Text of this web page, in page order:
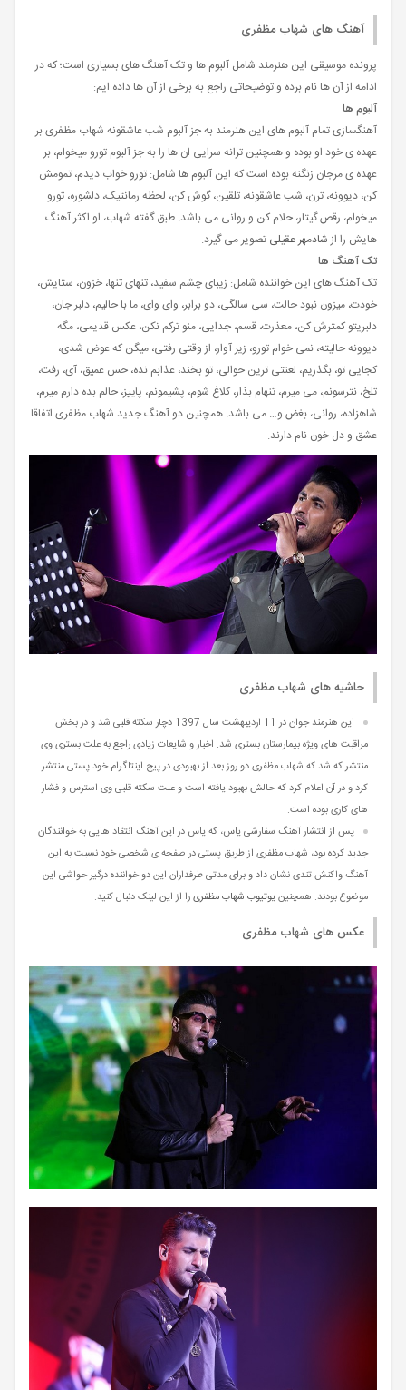
آهنگ های شهاب مظفری
پرونده موسیقی این هنرمند شامل آلبوم ها و تک آهنگ های بسیاری است؛ که در
ادامه از آن ها نام برده و توضیحاتی راجع به برخی از آن ها داده ایم:
آلبوم ها
آهنگسازی تمام آلبوم های این هنرمند به جز آلبوم شب عاشقونه شهاب مظفری بر
عهده ی خود او بوده و همچنین ترانه سرایی ان ها را به جز آلبوم تورو میخوام، بر
عهده ی مرجان زنگنه بوده است که این آلبوم ها شامل: تورو خواب دیدم، تمومش
کن، دیوونه، ترن، شب عاشقونه، تلقین، گوش کن، لحظه رمانتیک، دلشوره، تورو
میخوام، رقص گیتار، حلام کن و روانی می باشد. طبق گفته شهاب، او اکثر آهنگ
هایش را ازشادمهر عقیلی تصویر می گیرد.
تک آهنگ ها
تک آهنگ های این خواننده شامل: زیبای چشم سفید، تنهای تنها، خزون، ستایش،
خودت، میزون نبود حالت، سی سالگی، دو برابر، وای وای، ما با حالیم، دلبر جان،
دلبریتو کمترش کن، معذرت، قسم، جدایی، منو ترکم نکن، عکس قدیمی، مگه
دیوونه حالیته، نمی خوام تورو، زیر آوار، از وقتی رفتی، میگن که عوض شدی،
کجایی تو، بگذریم، لعنتی ترین حوالی، تو بخند، عذابم نده، حس عمیق، آی، رفت،
تلخ، نترسونم، می میرم، تنهام بذار، کلاغ شوم، پشیمونم، پاییز، حالم بده دارم میرم،
شاهزاده، روانی، بغض و… می باشد. همچنین دو آهنگ جدید شهاب مظفری اتفاقا
عشق و دل خون نام دارند.
حاشیه های شهاب مظفری
این هنرمند جوان در 11 اردیبهشت سال 1397 دچار سکته قلبی شد و در بخش
مراقبت های ویژه بیمارستان بستری شد. اخبار و شایعات زیادی راجع به علت بستری وی
منتشر که شد که شهاب مظفری دو روز بعد از بهبودی در پیج اینتاگرام خود پستی منتشر
کرد و در آن اعلام کرد که حالش بهبود یافته است و علت سکته قلبی وی استرس و فشار
های کاری بوده است.
پس از انتشار آهنگ سفارشی یاس، که یاس در این آهنگ انتقاد هایی به خوانندگان
جدید کرده بود، شهاب مظفری از طریق پستی در صفحه ی شخصی خود نسبت به این
آهنگ واکنش تندی نشان داد و برای مدتی طرفداران این دو خواننده درگیر حواشی این
موضوع بودند. همچنینیوتیوب شهاب مظفریرا از این لینک دنبال کنید.
عکس های شهاب مظفری